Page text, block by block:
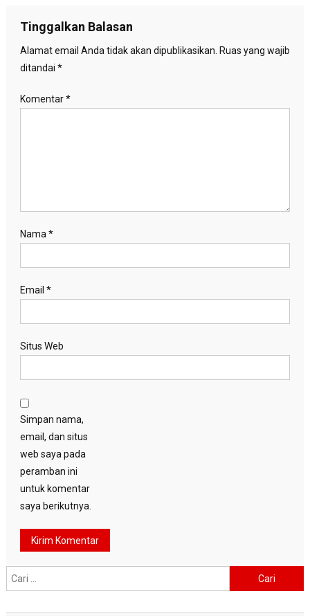
Tinggalkan Balasan
Alamat email Anda tidak akan dipublikasikan. Ruas yang wajib
ditandai *
Komentar*
Nama*
Email *
Situs Web
Simpan nama,
email, dan situs
web saya pada
peramban ini
untuk komentar
saya berikutnya.
untuk: